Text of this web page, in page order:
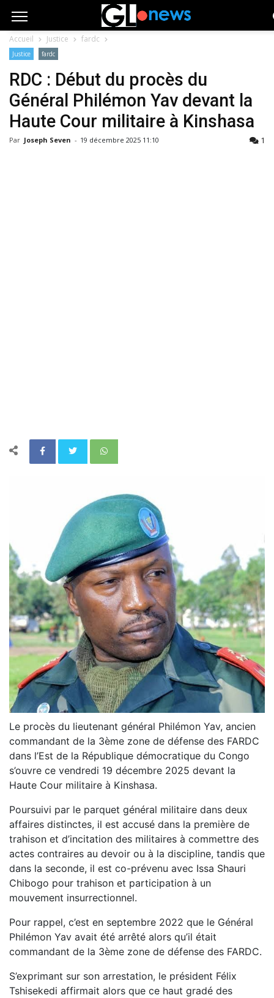
Accueil Justice fardc
Justice fardc
RDC : Début du procès du
Général Philémon Yav devant la
Haute Cour militaire à Kinshasa
Par Joseph Seven - 19 décembre 2025 11:10 1
Le procès du lieutenant général Philémon Yav, ancien
commandant de la 3ème zone de défense des FARDC
dans l’Est de la République démocratique du Congo
s’ouvre ce vendredi 19 décembre 2025 devant la
Haute Cour militaire à Kinshasa.
Poursuivi par le parquet général militaire dans deux
affaires distinctes, il est accusé dans la première de
trahison et d’incitation des militaires à commettre des
actes contraires au devoir ou à la discipline, tandis que
dans la seconde, il est co-prévenu avec Issa Shauri
Chibogo pour trahison et participation à un
mouvement insurrectionnel.
Pour rappel, c’est en septembre 2022 que le Général
Philémon Yav avait été arrêté alors qu’il était
commandant de la 3ème zone de défense des FARDC.
S’exprimant sur son arrestation, le président Félix
Tshisekedi affirmait alors que ce haut gradé des